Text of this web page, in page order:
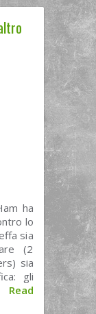
ha
lo
sia
(2
sia
gli
Read